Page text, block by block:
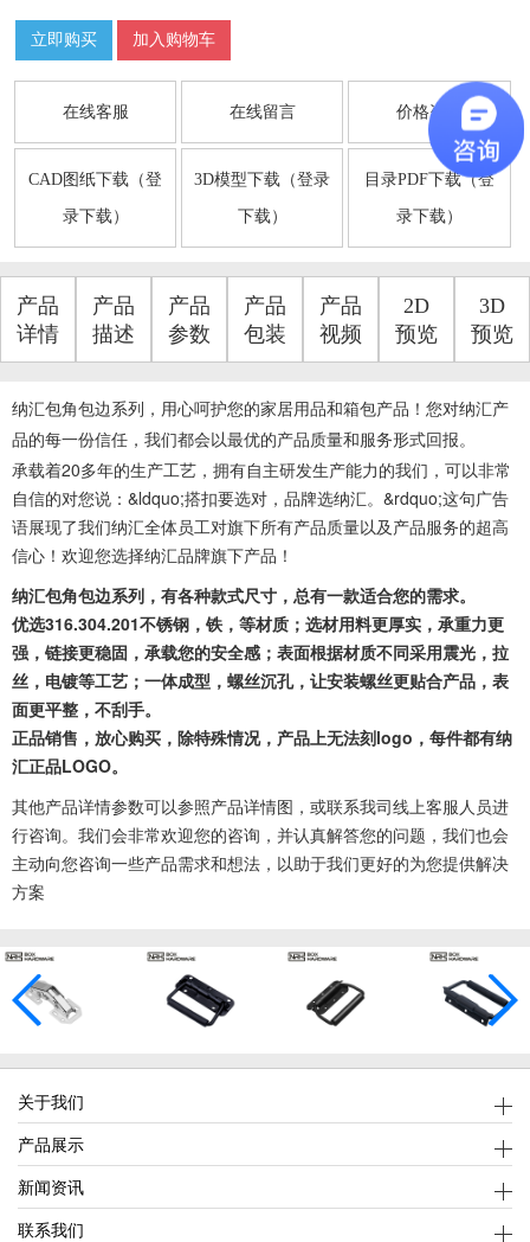
立即购买 加入购物车
在线客服 在线留言 价格咨询
CAD图纸下载（登
录下载）
3D模型下载（登录
下载）
目录PDF下载（登
录下载）
产品
详情
产品
描述
产品
参数
产品
包装
产品
视频
2D
预览
3D
预览
纳汇包角包边系列，用心呵护您的家居用品和箱包产品！您对纳汇产
品的每一份信任，我们都会以最优的产品质量和服务形式回报。
承载着20多年的生产工艺，拥有自主研发生产能力的我们，可以非常
自信的对您说：&ldquo;搭扣要选对，品牌选纳汇。&rdquo;这句广告
语展现了我们纳汇全体员工对旗下所有产品质量以及产品服务的超高
信心！欢迎您选择纳汇品牌旗下产品！
纳汇包角包边系列，有各种款式尺寸，总有一款适合您的需求。
优选316.304.201不锈钢，铁，等材质；选材用料更厚实，承重力更
强，链接更稳固，承载您的安全感；表面根据材质不同采用震光，拉
丝，电镀等工艺；一体成型，螺丝沉孔，让安装螺丝更贴合产品，表
面更平整，不刮手。
正品销售，放心购买，除特殊情况，产品上无法刻logo，每件都有纳
汇正品LOGO。
其他产品详情参数可以参照产品详情图，或联系我司线上客服人员进
行咨询。我们会非常欢迎您的咨询，并认真解答您的问题，我们也会
主动向您咨询一些产品需求和想法，以助于我们更好的为您提供解决
方案
关于我们
产品展示
新闻资讯
联系我们